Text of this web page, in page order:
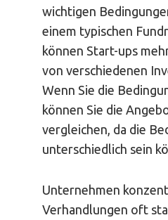
wichtigen
einem typischen
können Start-ups
von verschiedenen
Wenn Sie die
können Sie die
vergleichen, da die
unterschiedlich sein
Unternehmen
Verhandlungen oft